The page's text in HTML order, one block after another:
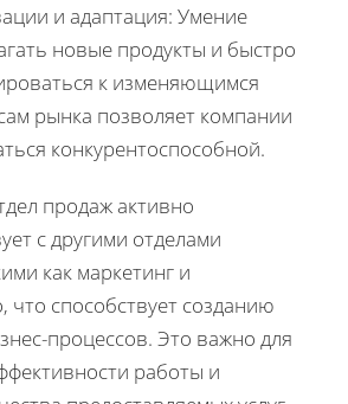
и адаптация: Умение
новые продукты и быстро
к изменяющимся
рынка позволяет компании
конкурентоспособной.
продаж активно
с другими отделами
как маркетинг и
что способствует созданию
процессов. Это важно для
работы и